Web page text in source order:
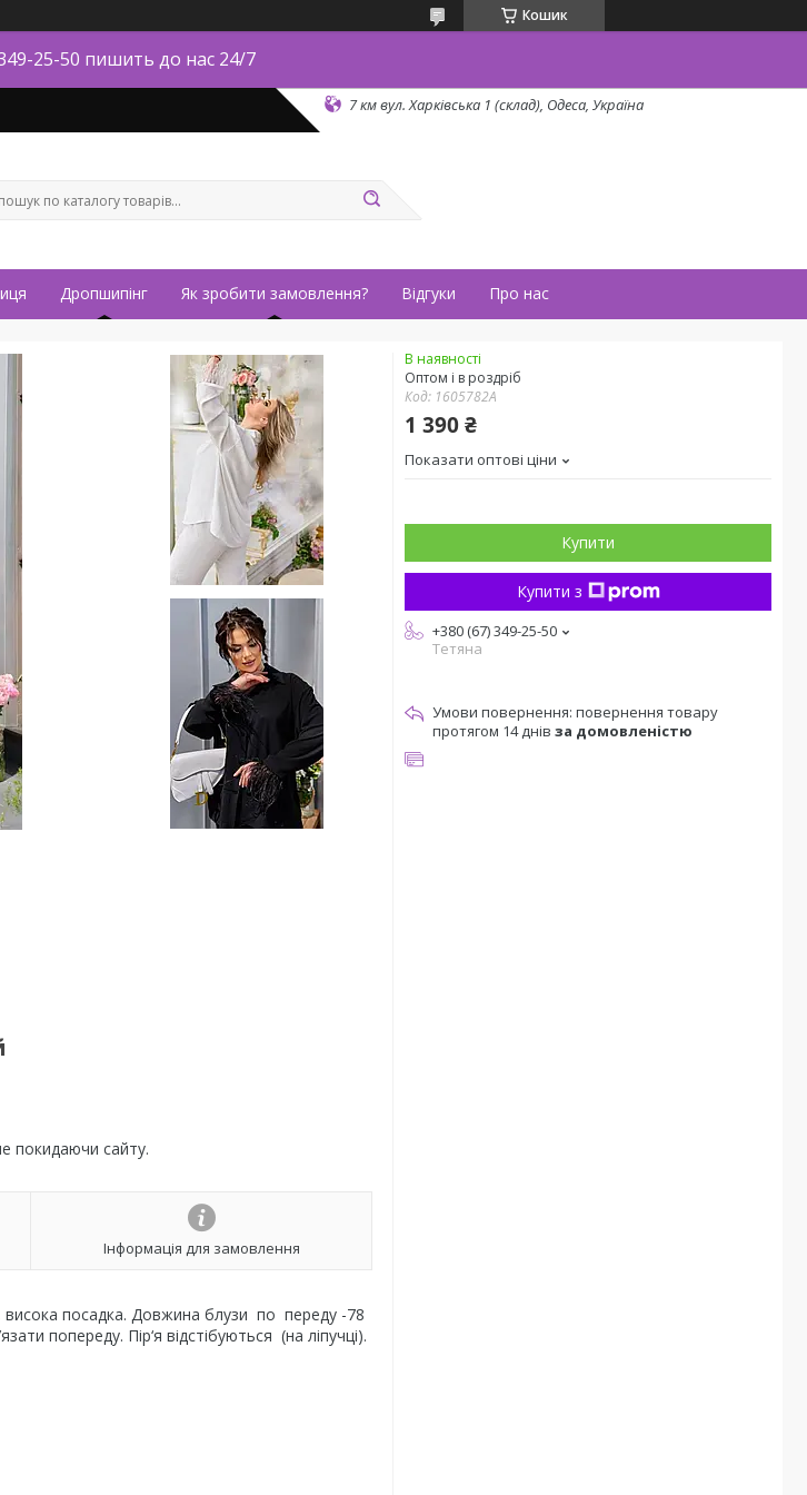
Кошик
25-50 пишить до нас 24/7
7 км вул. Харківська 1 (склад), Одеса, Україна
Дропшипінг Як зробити замовлення? Відгуки Про нас
покидаючи сайту.
Інформація для замовлення
посадка. Довжина блузи по переду -78
попереду. Пір‘я відстібуються (на ліпучці).
В наявності
Оптом і в роздріб
Код: 1605782А
1 390 ₴
Показати оптові ціни
Купити
Купити з
+380 (67) 349-25-50
Тетяна
повернення товару
протягом 14 днів за домовленістю